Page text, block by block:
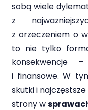
sobą wiele
z
z orzeczeniem o
to nie tylko
konsekwencje
i finansowe. W
skutki i
strony w